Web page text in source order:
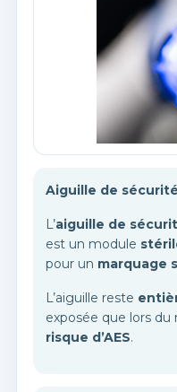
Ajouter à
Créer une nouvelle
votre liste d'envies.
Aiguille de
L’aiguille de
est un module
pour un marquage
L’aiguille reste
exposée que lors du
risque d’AES.